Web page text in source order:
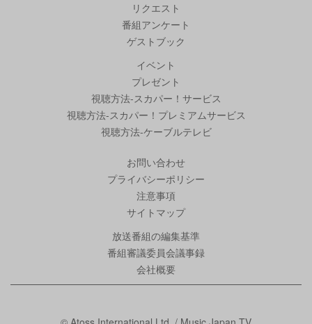
リクエスト
番組アンケート
ゲストブック
イベント
プレゼント
視聴方法-スカパー！サービス
視聴方法-スカパー！プレミアムサービス
視聴方法-ケーブルテレビ
お問い合わせ
プライバシーポリシー
注意事項
サイトマップ
放送番組の編集基準
番組審議委員会議事録
会社概要